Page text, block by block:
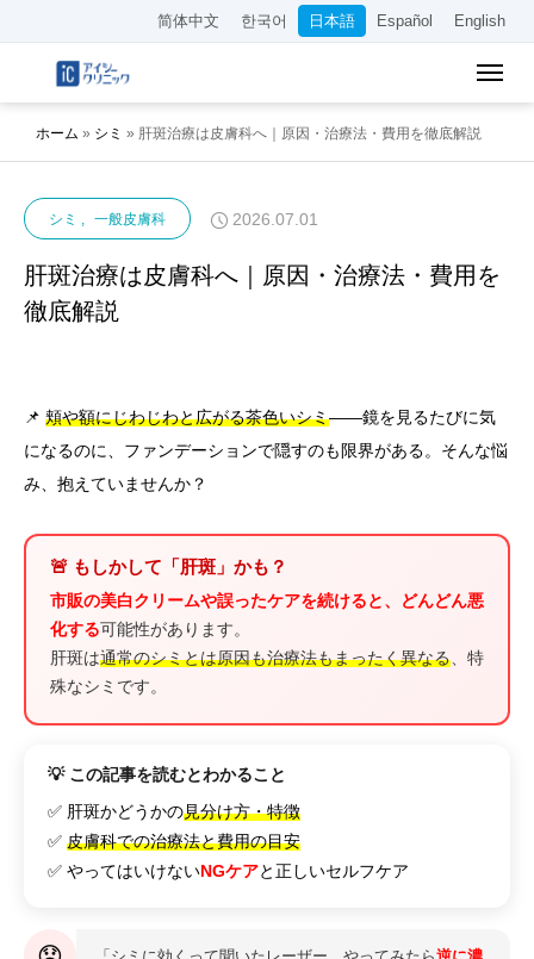
简体中文 한국어 日本語 Español English
ホーム » シミ » 肝斑治療は皮膚科へ｜原因・治療法・費用を徹底解説
シミ 一般皮膚科 2026.07.01
肝斑治療は皮膚科へ｜原因・治療法・費用を
徹底解説
📌 頬や額にじわじわと広がる茶色いシミ——鏡を見るたびに気
になるのに、ファンデーションで隠すのも限界がある。そんな悩
み、抱えていませんか？
🚨 もしかして「肝斑」かも？
市販の美白クリームや誤ったケアを続けると、どんどん悪
化する可能性があります。
肝斑は通常のシミとは原因も治療法もまったく異なる、特
殊なシミです。
💡 この記事を読むとわかること
✅ 肝斑かどうかの見分け方・特徴
✅ 皮膚科での治療法と費用の目安
✅ やってはいけないNGケアと正しいセルフケア